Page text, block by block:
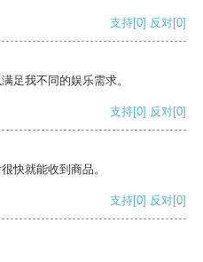
支持[0] 反对[0]
足我不同的娱乐需求。
支持[0] 反对[0]
快就能收到商品。
支持[0] 反对[0]